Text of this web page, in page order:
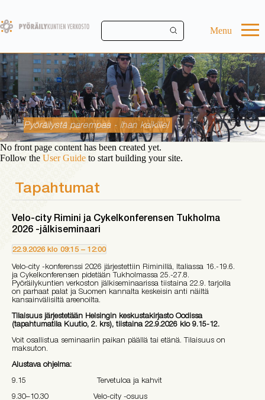
main
Menu
Pyöräilystä parempaa - ihan kaikille!
No front page content has been created yet.
Follow the User Guide to start building your site.
Tapahtumat
Velo-city Rimini ja Cykelkonferensen Tukholma
2026 -jälkiseminaari
22.9.2026 klo 09:15 – 12:00
Velo-city -konferenssi 2026 järjestettiin Riminillä, Italiassa 16.-19.6.
ja Cykelkonferensen pidetään Tukholmassa 25.-27.8.
Pyöräilykuntien verkoston jälkiseminaarissa tiistaina 22.9. tarjolla
on parhaat palat ja Suomen kannalta keskeisin anti näiltä
kansainvälisiltä areenoilta.
Tilaisuus järjestetään Helsingin keskustakirjasto Oodissa
(tapahtumatila Kuutio, 2. krs), tiistaina 22.9.2026 klo 9.15-12.
Voit osallistua seminaariin paikan päällä tai etänä. Tilaisuus on
maksuton.
Alustava ohjelma:
9.15 Tervetuloa ja kahvit
9.30–10.30 Velo-city -osuus